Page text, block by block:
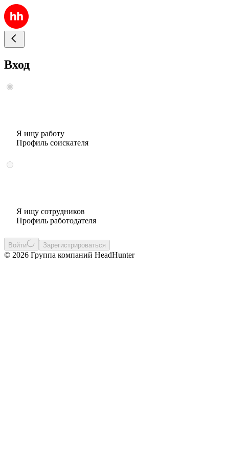
Вход
Я ищу работу
Профиль соискателя
Я ищу сотрудников
Профиль работодателя
Войти Зарегистрироваться
© 2026 Группа компаний HeadHunter